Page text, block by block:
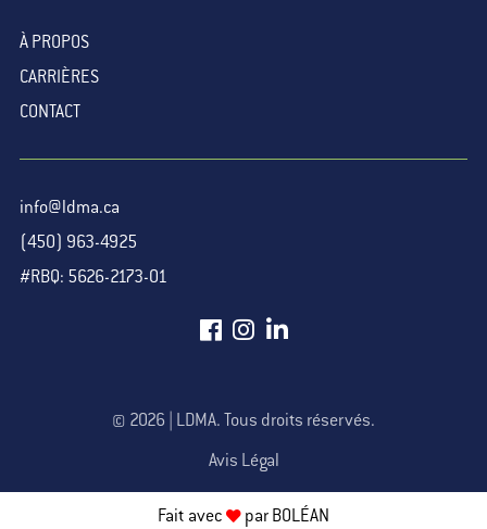
À PROPOS
CARRIÈRES
CONTACT
info@ldma.ca
(450) 963-4925
#RBQ: 5626-2173-01
© 2026 | LDMA. Tous droits réservés.
Avis Légal
Fait avec par BOLÉAN